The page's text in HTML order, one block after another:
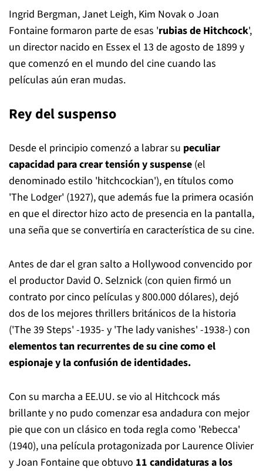
Ingrid Bergman, Janet Leigh, Kim Novak o Joan
Fontaine formaron parte de esas 'rubias de Hitchcock',
un director nacido en Essex el 13 de agosto de 1899 y
que comenzó en el mundo del cine cuando las
películas aún eran mudas.
Rey del suspenso
Desde el principio comenzó a labrar su peculiar
capacidad para crear tensión y suspense (el
denominado estilo 'hitchcockian'), en títulos como
'The Lodger' (1927), que además fue la primera ocasión
en que el director hizo acto de presencia en la pantalla,
una seña que se convertiría en característica de su cine.
Antes de dar el gran salto a Hollywood convencido por
el productor David O. Selznick (con quien firmó un
contrato por cinco películas y 800.000 dólares), dejó
dos de los mejores thrillers británicos de la historia
('The 39 Steps' -1935- y 'The lady vanishes' -1938-) con
elementos tan recurrentes de su cine como el
espionaje y la confusión de identidades.
Con su marcha a EE.UU. se vio al Hitchcock más
brillante y no pudo comenzar esa andadura con mejor
pie que con un clásico en toda regla como 'Rebecca'
(1940), una película protagonizada por Laurence Olivier
y Joan Fontaine que obtuvo 11 candidaturas a los